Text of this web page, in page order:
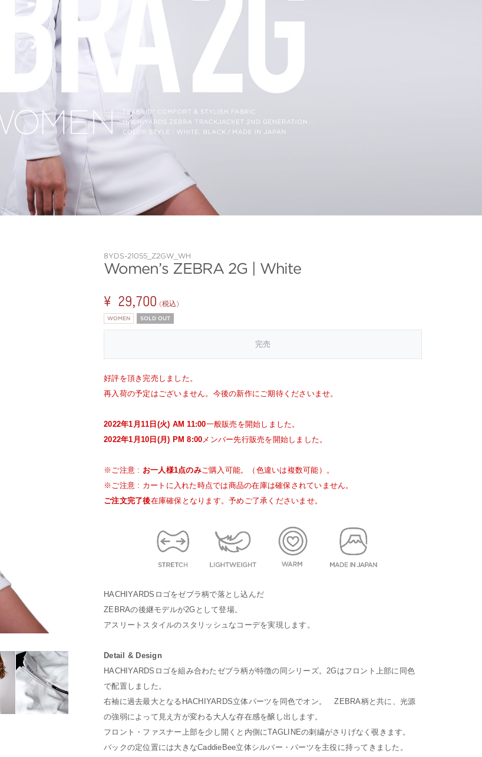
8YDS-21055_Z2GW_WH
Women’s ZEBRA 2G | White
¥ 29,700 (税込)
WOMEN SOLD OUT
完売
好評を頂き完売しました。
再入荷の予定はございません。今後の新作にご期待くださいませ。
2022年1月11日(火) AM 11:00一般販売を開始しました。
2022年1月10日(月) PM 8:00メンバー先行販売を開始しました。
※ご注意 : お一人様1点のみご購入可能。（色違いは複数可能）。
※ご注意 : カートに入れた時点では商品の在庫は確保されていません。
ご注文完了後在庫確保となります。予めご了承くださいませ。
HACHIYARDSロゴをゼブラ柄で落とし込んだ
ZEBRAの後継モデルが2Gとして登場。
アスリートスタイルのスタリッシュなコーデを実現します。
Detail & Design
HACHIYARDSロゴを組み合わたゼブラ柄が特徴の同シリーズ。2Gはフロント上部に同色
で配置しました。
右袖に過去最大となるHACHIYARDS立体パーツを同色でオン。 ZEBRA柄と共に、光源
の強弱によって見え方が変わる大人な存在感を醸し出します。
フロント・ファスナー上部を少し開くと内側にTAGLINEの刺繍がさりげなく覗きます。
バックの定位置には大きなCaddieBee立体シルバー・パーツを主役に持ってきました。